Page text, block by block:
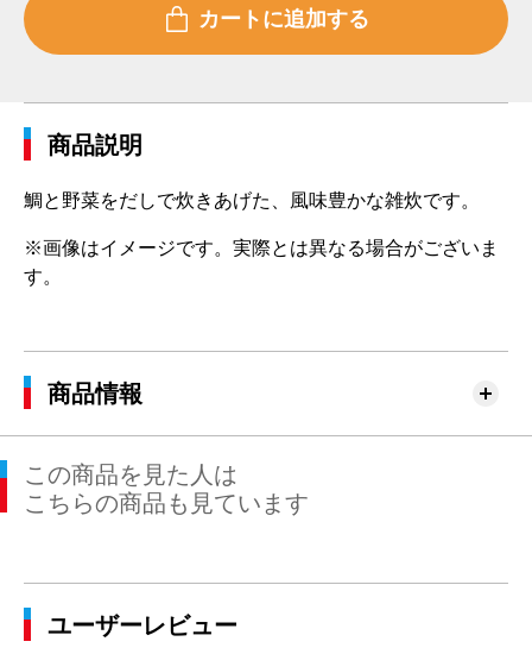
商品説明
鯛と野菜をだしで炊きあげた、風味豊かな雑炊です。
※画像はイメージです。実際とは異なる場合がございま
す。
商品情報
この商品を見た人は
こちらの商品も見ています
ユーザーレビュー